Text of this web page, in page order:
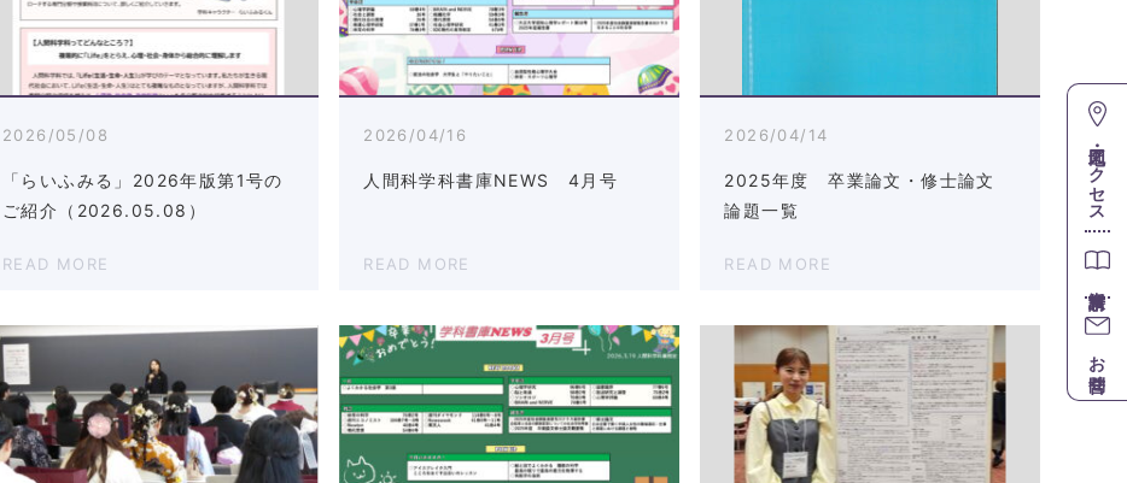
2026/05/08
「らいふみる」2026年版第1号の
ご紹介（2026.05.08）
READ MORE
2026/04/16
人間科学科書庫NEWS 4月号
READ MORE
2026/04/14
2025年度 卒業論文・修士論文
論題一覧
READ MORE
地図・アクセス
お問合せ